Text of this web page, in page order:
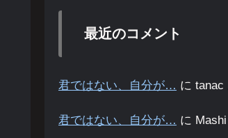
最近のコメント
君ではない、自分が… に tanac
君ではない、自分が… に Mashi